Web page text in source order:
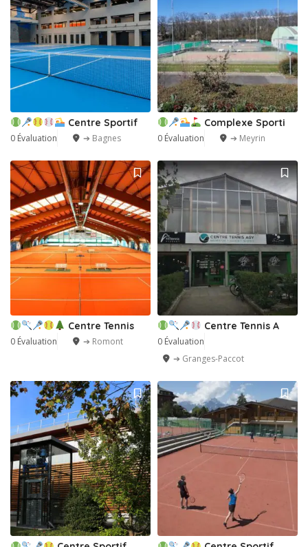
Centre Sportif
0 Évaluation ➔ Bagnes
Complexe Sporti
0 Évaluation ➔ Meyrin
Centre Tennis
0 Évaluation ➔ Romont
Centre Tennis A
0 Évaluation
➔ Granges-Paccot